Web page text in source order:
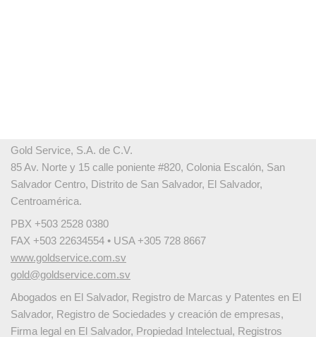
Gold Service, S.A. de C.V.
85 Av. Norte y 15 calle poniente #820, Colonia Escalón, San
Salvador Centro, Distrito de San Salvador, El Salvador,
Centroamérica.
PBX +503 2528 0380
FAX +503 22634554 • USA +305 728 8667
www.goldservice.com.sv
gold@goldservice.com.sv
Abogados en El Salvador, Registro de Marcas y Patentes en El
Salvador, Registro de Sociedades y creación de empresas,
Firma legal en El Salvador, Propiedad Intelectual, Registros